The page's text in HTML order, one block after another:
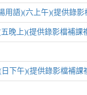
用語)(六上午)(提供錄影
晚上)(提供錄影檔補課
下午)(提供錄影檔補課